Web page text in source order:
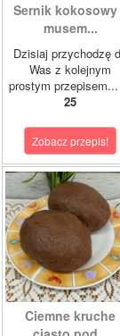
Sernik kokosowy
musem...
Dzisiaj przychodzę
Was z kolejnym
prostym przepisem...
25
Zobacz przepis!
Ciemne kruche